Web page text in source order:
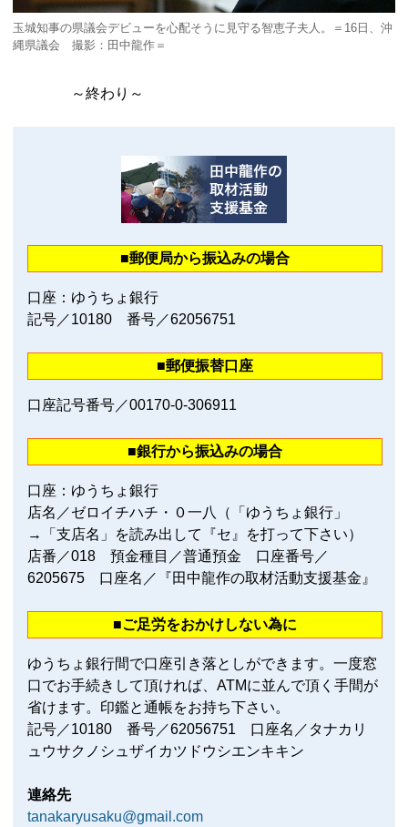
玉城知事の県議会デビューを心配そうに見守る智恵子夫人。＝16日、沖
縄県議会 撮影：田中龍作＝
～終わり～
■郵便局から振込みの場合
口座：ゆうちょ銀行
記号／10180 番号／62056751
■郵便振替口座
口座記号番号／00170‐0‐306911
■銀行から振込みの場合
口座：ゆうちょ銀行
店名／ゼロイチハチ・０一八（「ゆうちょ銀行」
→「支店名」を読み出して『セ』を打って下さい）
店番／018 預金種目／普通預金 口座番号／
6205675 口座名／『田中龍作の取材活動支援基金』
■ご足労をおかけしない為に
ゆうちょ銀行間で口座引き落としができます。一度窓
口でお手続きして頂ければ、ATMに並んで頂く手間が
省けます。印鑑と通帳をお持ち下さい。
記号／10180 番号／62056751 口座名／タナカリ
ュウサクノシュザイカツドウシエンキキン
連絡先
tanakaryusaku@gmail.com